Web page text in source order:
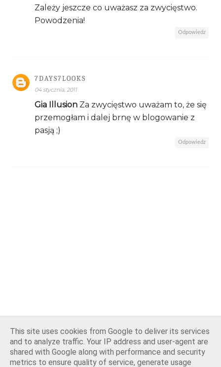
Zależy jeszcze co uważasz za zwycięstwo.
Powodzenia!
Odpowiedz
7DAYS7LOOKS
04 stycznia, 2011
Gia Illusion Za zwycięstwo uważam to, że się
przemogłam i dalej brnę w blogowanie z
pasją ;)
Odpowiedz
This site uses cookies from Google to deliver its services
and to analyze traffic. Your IP address and user-agent are
shared with Google along with performance and security
metrics to ensure quality of service, generate usage